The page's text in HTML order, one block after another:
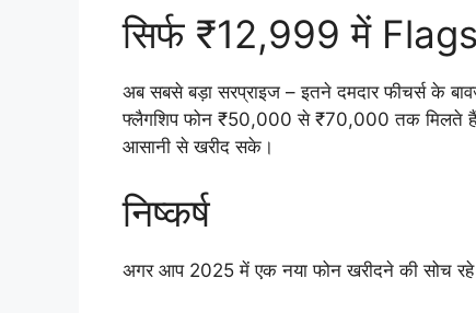
सिर्फ ₹12,999 में
अब सबसे बड़ा सरप्राइज – इतने दमदार फीचर्स के
फ्लैगशिप फोन ₹50,000 से ₹70,000 तक मिलते हैं,
आसानी से खरीद सके।
निष्कर्ष
अगर आप 2025 में एक नया फोन खरीदने की सोच